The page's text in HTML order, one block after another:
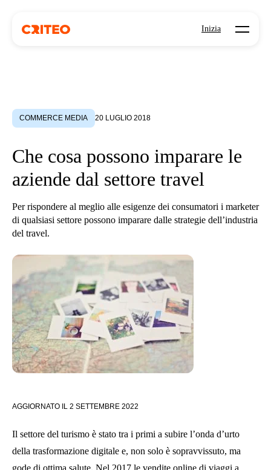
Inizia Open
COMMERCE MEDIA 20 LUGLIO 2018
Che cosa possono imparare le
aziende dal settore travel
Per rispondere al meglio alle esigenze dei consumatori i marketer
di qualsiasi settore possono imparare dalle strategie dell’industria
del travel.
AGGIORNATO IL 2 SETTEMBRE 2022
Il settore del turismo è stato tra i primi a subire l’onda d’urto
della trasformazione digitale e, non solo è sopravvissuto, ma
gode di ottima salute. Nel 2017 le vendite online di viaggi a